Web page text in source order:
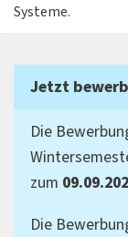
Systeme.
Jetzt
Die
zum
Die